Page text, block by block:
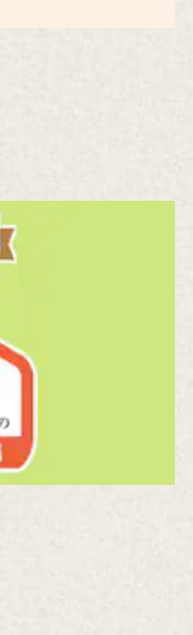
校1年 ）